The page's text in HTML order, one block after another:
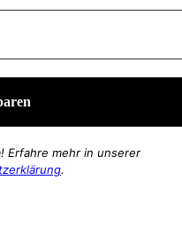
Erfahre mehr in unserer
.